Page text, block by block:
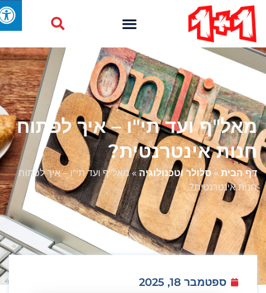
מאל"ף ועד תי"ו – איך לפתוח
חנות אינטרנטית?
דף הבית»סלולר וטכנולוגיה»מאל"ף ועד תי"ו – איך לפתוח
חנות אינטרנטית?
ספטמבר 18, 2025